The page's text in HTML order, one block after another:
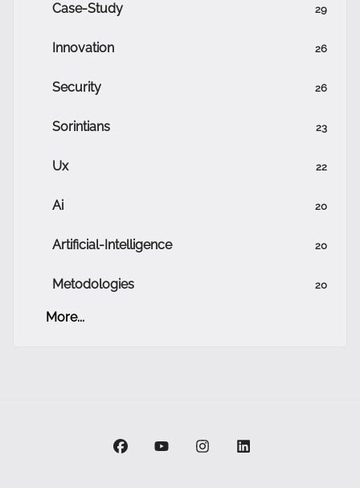
Case-Study 29
Innovation 26
Security 26
Sorintians 23
Ux 22
Ai 20
Artificial-Intelligence 20
Metodologies 20
More...
facebookyoutubeinstagramlinkedin